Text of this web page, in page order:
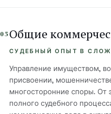
05 Общие
СУДЕБНЫЙ ОПЫТ В
Управление имуществом,
присвоении,
многосторонние споры. От
полного судебного